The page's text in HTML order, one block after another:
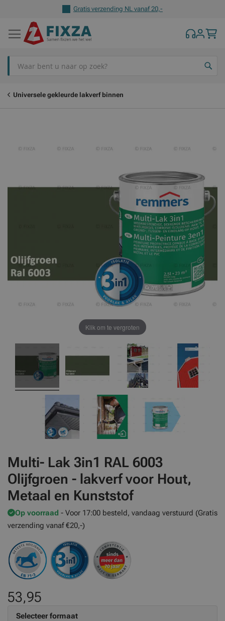
Gratis verzending NL vanaf 20,-
Universele gekleurde lakverf binnen
Multi- Lak 3in1 RAL 6003
Olijfgroen - lakverf voor Hout,
Metaal en Kunststof
Op voorraad - Voor 17:00 besteld, vandaag verstuurd (Gratis
verzending vanaf €20,-)
53,95
Selecteer formaat
naar
naar
Klik om te vergroten